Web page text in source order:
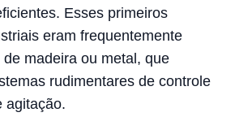
Esses primeiros
eram frequentemente
madeira ou metal, que
rudimentares de controle
agitação.